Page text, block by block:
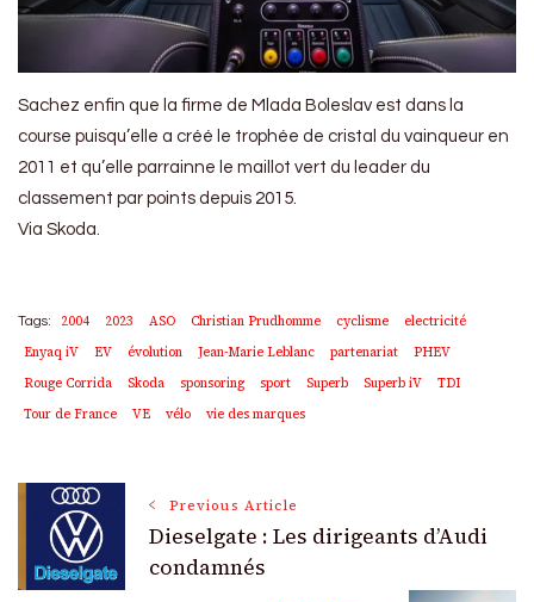
Sachez enfin que la firme de Mlada Boleslav est dans la
course puisqu’elle a créé le trophée de cristal du vainqueur en
2011 et qu’elle parrainne le maillot vert du leader du
classement par points depuis 2015.
Via Skoda.
Tags: 2004 2023 ASO Christian Prudhomme cyclisme
electricité
Enyaq iV
EV évolution Jean-Marie Leblanc partenariat
PHEV
Rouge Corrida
Skoda sponsoring sport Superb Superb iV
TDI
Tour de France
VE vélo vie des marques
Post
Navigation
Previous Article
Dieselgate : Les dirigeants d’Audi
condamnés